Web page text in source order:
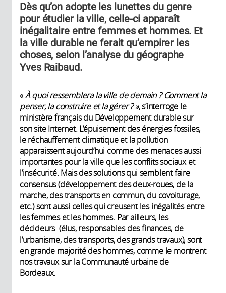
Dès qu’on adopte les lunettes du genre
pour étudier la ville, celle-ci apparaît
inégalitaire entre femmes et hommes. Et
la ville durable ne ferait qu’empirer les
choses, selon l’analyse du géographe
Yves Raibaud.
«À quoi ressemblera la ville de demain ? Comment la
penser, la construire et la gérer ? », s’interroge le
ministère français du Développement durable sur
son site Internet. L’épuisement des énergies fossiles,
le réchauffement climatique et la pollution
apparaissent aujourd’hui comme des menaces aussi
importantes pour la ville que les conflits sociaux et
l’insécurité. Mais des solutions qui semblent faire
consensus (développement des deux-roues, de la
marche, des transports en commun, du covoiturage,
etc.) sont aussi celles qui creusent les inégalités entre
les femmes et les hommes. Par ailleurs, les
décideurs (élus, responsables des finances, de
l’urbanisme, des transports, des grands travaux), sont
en grande majorité des hommes, comme le montrent
nos travaux sur la Communauté urbaine de
Bordeaux.